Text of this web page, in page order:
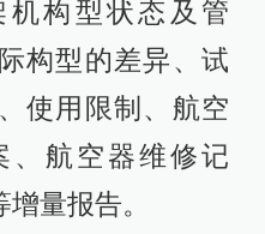
机构型状态及管
构型的差异、试
使用限制、航空
、航空器维修记
量报告。